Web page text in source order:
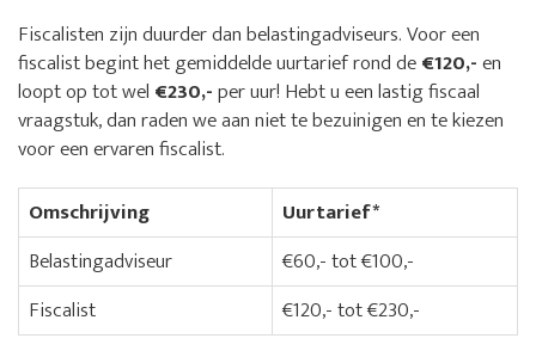
Fiscalisten zijn duurder dan belastingadviseurs. Voor een
fiscalist begint het gemiddelde uurtarief rond de€120,-en
loopt op tot wel €230,-per uur! Hebt u een lastig fiscaal
vraagstuk, dan raden we aan niet te bezuinigen en te kiezen
voor een ervaren fiscalist.
Omschrijving
Uurtarief*
Belastingadviseur
€60,- tot €100,-
Fiscalist
€120,- tot €230,-